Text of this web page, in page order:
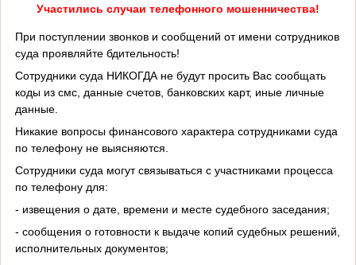
Участились случаи телефонного мошенничества!
При поступлении звонков и сообщений от имени сотрудников
суда проявляйте бдительность!
Сотрудники суда НИКОГДА не будут просить Вас сообщать
коды из смс, данные счетов, банковских карт, иные личные
данные.
Никакие вопросы финансового характера сотрудниками суда
по телефону не выясняются.
Сотрудники суда могут связываться с участниками процесса
по телефону для:
- извещения о дате, времени и месте судебного заседания;
- сообщения о готовности к выдаче копий судебных решений,
исполнительных документов;